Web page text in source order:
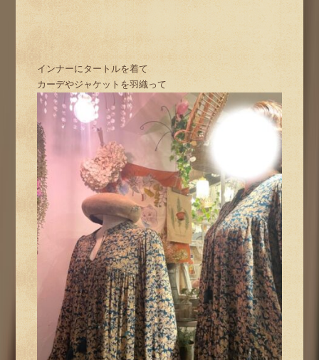
インナーにタートルを着て
カーデやジャケットを羽織って